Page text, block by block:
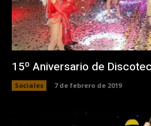
15º Aniversario de
Sociales 7 de febrero de 2019